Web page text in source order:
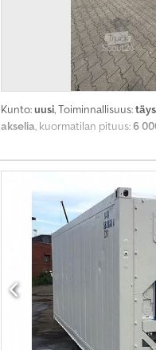
Kunto:uusi, Toiminnallisuus:
akselia, kuormatilan pituus:6